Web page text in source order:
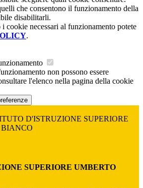
che consentono il funzionamento della
disabilitarli.
cookie necessari al funzionamento potete
.
non possono essere
l'elenco nella pagina della cookie
D'ISTRUZIONE SUPERIORE
SUPERIORE UMBERTO